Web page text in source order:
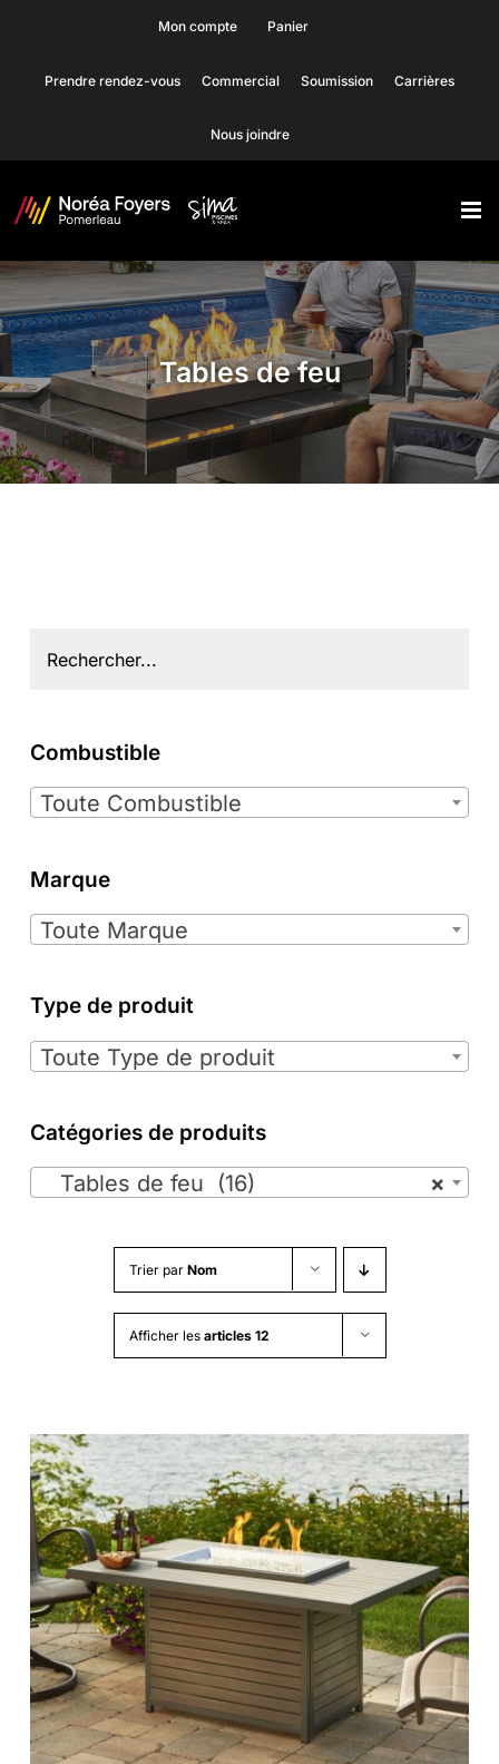
content
Mon compte Panier
Prendre rendez-vous Commercial Soumission Carrières
Nous joindre
Tables de feu
Trier par Nom
Afficher les articles 12
Combustible
Toute Combustible
Marque
Toute Marque
Type de produit
Toute Type de produit
Catégories de produits
×
Tables de feu (16)